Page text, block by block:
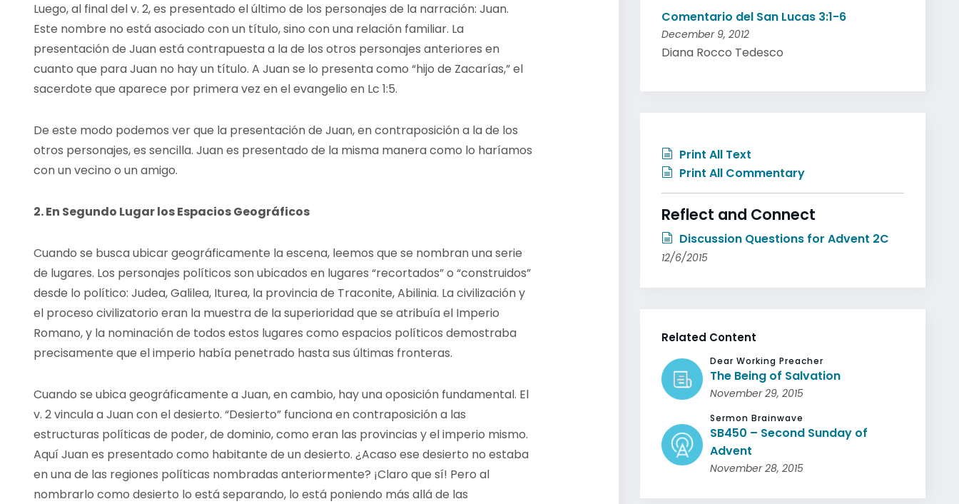
Luego, al final del v. 2, es presentado el último de los personajes de la narración: Juan.
Este nombre no está asociado con un título, sino con una relación familiar. La
presentación de Juan está contrapuesta a la de los otros personajes anteriores en
cuanto que para Juan no hay un título. A Juan se lo presenta como “hijo de Zacarías,” el
sacerdote que aparece por primera vez en el evangelio en Lc 1:5.
De este modo podemos ver que la presentación de Juan, en contraposición a la de los
otros personajes, es sencilla. Juan es presentado de la misma manera como lo haríamos
con un vecino o un amigo.
2. En Segundo Lugar los Espacios Geográficos
Cuando se busca ubicar geográficamente la escena, leemos que se nombran una serie
de lugares. Los personajes políticos son ubicados en lugares “recortados” o “construidos”
desde lo político: Judea, Galilea, Iturea, la provincia de Traconite, Abilinia. La civilización y
el proceso civilizatorio eran la muestra de la superioridad que se atribuía el Imperio
Romano, y la nominación de todos estos lugares como espacios políticos demostraba
precisamente que el imperio había penetrado hasta sus últimas fronteras.
Cuando se ubica geográficamente a Juan, en cambio, hay una oposición fundamental. El
v. 2 vincula a Juan con el desierto. “Desierto” funciona en contraposición a las
estructuras políticas de poder, de dominio, como eran las provincias y el imperio mismo.
Aquí Juan es presentado como habitante de un desierto. ¿Acaso ese desierto no estaba
en una de las regiones políticas nombradas anteriormente? ¡Claro que sí! Pero al
nombrarlo como desierto lo está separando, lo está poniendo más allá de las
Comentario del San Lucas 3:1-6
December 9, 2012
Diana Rocco Tedesco
Print All Text
Print All Commentary
Reflect and Connect
Discussion Questions for Advent 2C
12/6/2015
Related Content
Dear Working Preacher
The Being of Salvation
November 29, 2015
Sermon Brainwave
SB450 – Second Sunday of
Advent
November 28, 2015